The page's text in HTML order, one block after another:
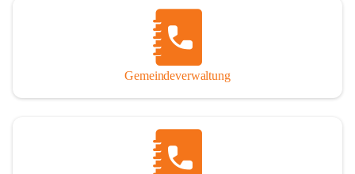
Gemeindeverwaltung